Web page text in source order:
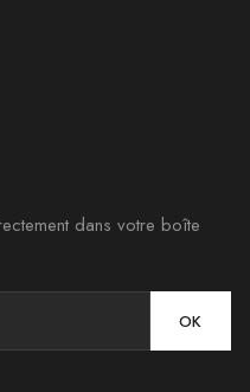
dans votre boîte
OK